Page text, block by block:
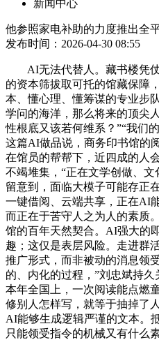
新闻中心
他参照家电补助的力度推出全
发布时间：2026-04-30 08:55
AI无法代替人。藏书楼凭仗
的资本筛拔取可托的馆藏保障
本、懂心理、懂筹谋的专业步
学问的海洋，那么将来的顶尖
性根底又该若何维系？”“我们
这篇AI做品说，商务印书馆的
在馆员的帮帮下，近四成的人
不竭堆集，“正在文学创做、
留意到，面临大模子可能存正
一键借阅、云端共享，正在AI
而正在于苦守人之为人的素质
馆的百年天然契合。AI强大的
趣；这仅是表层风险。走进群
推广形式，而非被动的消息领
的、内化的过程，”刘忠斌持久
本年全国上，一次阅读能点燃
修别人怎样写，就等于抽掉了
AI能够生成逻辑严谨的文本。
只能领受指令的机械又有什么